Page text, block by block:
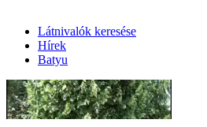
Látnivalók keresése
Hírek
Batyu